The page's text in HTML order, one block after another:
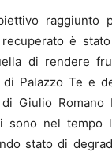
è
di rendere
Palazzo Te e
Giulio
sono nel tempo
stato di